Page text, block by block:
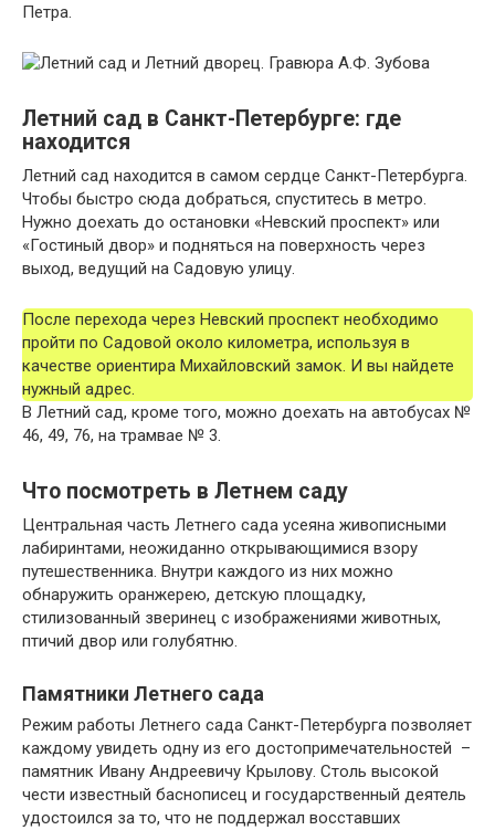
Петра.
Летний сад в Санкт-Петербурге: где
находится
Летний сад находится в самом сердце Санкт-Петербурга.
Чтобы быстро сюда добраться, спуститесь в метро.
Нужно доехать до остановки «Невский проспект» или
«Гостиный двор» и подняться на поверхность через
выход, ведущий на Садовую улицу.
После перехода через Невский проспект необходимо
пройти по Садовой около километра, используя в
качестве ориентира Михайловский замок. И вы найдете
нужный адрес.
В Летний сад, кроме того, можно доехать на автобусах №
46, 49, 76, на трамвае № 3.
Что посмотреть в Летнем саду
Центральная часть Летнего сада усеяна живописными
лабиринтами, неожиданно открывающимися взору
путешественника. Внутри каждого из них можно
обнаружить оранжерею, детскую площадку,
стилизованный зверинец с изображениями животных,
птичий двор или голубятню.
Памятники Летнего сада
Режим работы Летнего сада Санкт-Петербурга позволяет
каждому увидеть одну из его достопримечательностей –
памятник Ивану Андреевичу Крылову. Столь высокой
чести известный баснописец и государственный деятель
удостоился за то, что не поддержал восставших